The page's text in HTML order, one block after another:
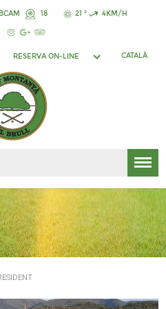
18 21 ° 4KM/H
RESERVA ON-LINE CATALÀ